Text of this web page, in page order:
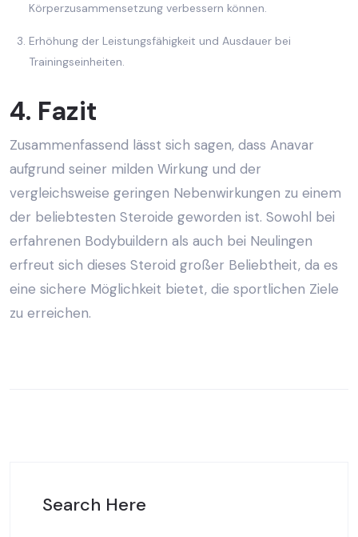
Körperzusammensetzung verbessern können.
Erhöhung der Leistungsfähigkeit und Ausdauer bei
Trainingseinheiten.
4. Fazit
Zusammenfassend lässt sich sagen, dass Anavar
aufgrund seiner milden Wirkung und der
vergleichsweise geringen Nebenwirkungen zu einem
der beliebtesten Steroide geworden ist. Sowohl bei
erfahrenen Bodybuildern als auch bei Neulingen
erfreut sich dieses Steroid großer Beliebtheit, da es
eine sichere Möglichkeit bietet, die sportlichen Ziele
zu erreichen.
Search Here